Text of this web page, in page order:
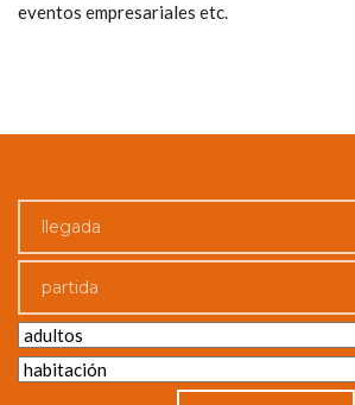
eventos empresariales etc.